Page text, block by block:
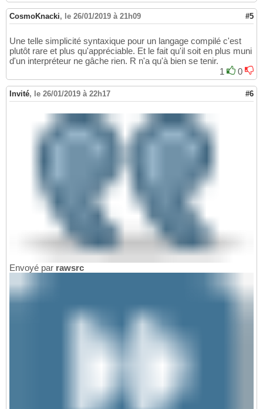
CosmoKnacki, le 26/01/2019 à 21h09 #5
Une telle simplicité syntaxique pour un langage compilé c'est
plutôt rare et plus qu'appréciable. Et le fait qu'il soit en plus muni
d'un interpréteur ne gâche rien. R n'a qu'à bien se tenir.
1
0
Invité, le 26/01/2019 à 22h17 #6
Envoyé par rawsrc